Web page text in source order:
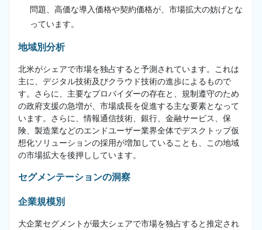
問題、高価な導入価格や契約価格が、市場拡大の妨げとな
っています。
地域別分析
北米がシェアで市場を独占すると予測されています。これは
主に、デジタル技術及びクラウド技術の進歩によるもので
す。さらに、主要なプロバイダーの存在と、規制遵守のため
の政府支援の急増が、市場成長を促進する主な要素となって
います。さらに、情報通信技術、銀行、金融サービス、保
険、製造業などのエンドユーザー業界全体でデスクトップ仮
想化ソリューションの採用が増加していることも、この地域
の市場拡大を後押ししています。
セグメンテーションの洞察
企業規模別
大企業セグメントが最大シェアで市場を独占すると推定され